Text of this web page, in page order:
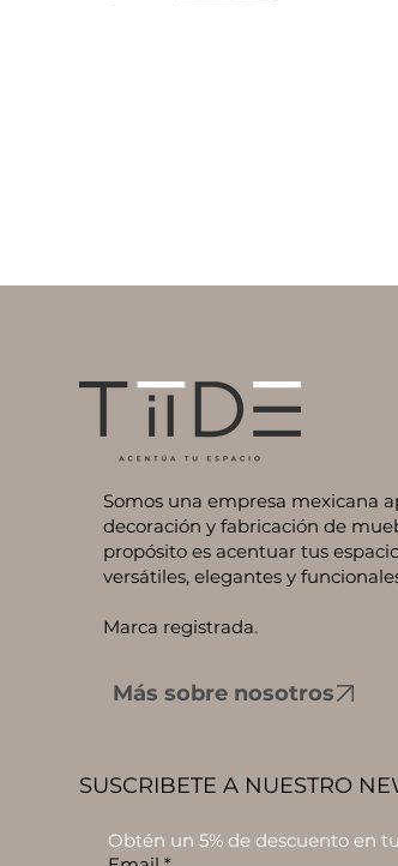
Somos una empresa mexicana
decoración y fabricación de
propósito es acentuar tus
versátiles, elegantes y
Marca registrada.
Más sobre nosotros
SUSCRIBETE A NUESTRO
Obtén un 5% de descuento en